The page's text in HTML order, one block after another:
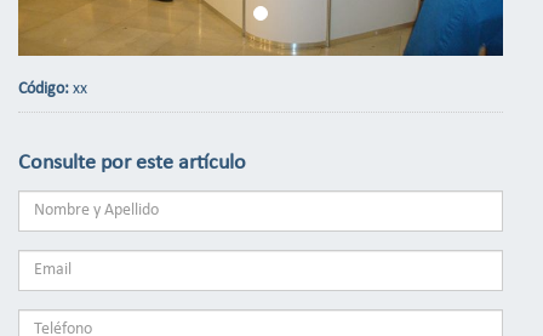
Código: xx
Consulte por este artículo